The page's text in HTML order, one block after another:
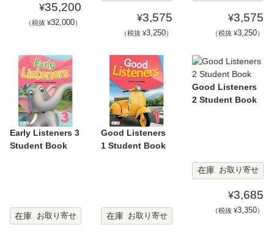
¥35,200
（税抜 ¥32,000） ¥3,575
（税抜 ¥3,250）
¥3,575
（税抜 ¥3,250）
Early Listeners 3
Student Book
在庫 お取り寄せ
Good Listeners
1 Student Book
在庫 お取り寄せ
Good Listeners
2 Student Book
在庫 お取り寄せ
¥3,685
（税抜 ¥3,350）